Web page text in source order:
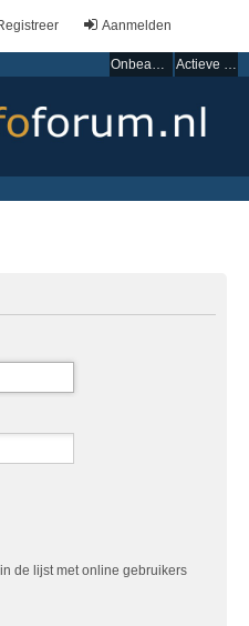
Aanmelden
Onbeantwoorde onderwerpen Actieve onderwerpen
de lijst met online gebruikers